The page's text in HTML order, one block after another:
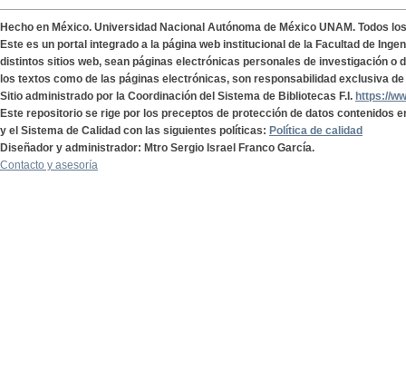
Hecho en México. Universidad Nacional Autónoma de México UNAM. Todos
Este es un portal integrado a la página web institucional de la Facultad de
distintos sitios web, sean páginas electrónicas personales de investigación o
los textos como de las páginas electrónicas, son responsabilidad exclusiva
Sitio administrado por la Coordinación del Sistema de Bibliotecas F.I. https://
Este repositorio se rige por los preceptos de protección de datos contenidos
y el Sistema de Calidad con las siguientes políticas: Política de calidad
Diseñador y administrador: Mtro Sergio Israel Franco García.
Contacto y asesoría